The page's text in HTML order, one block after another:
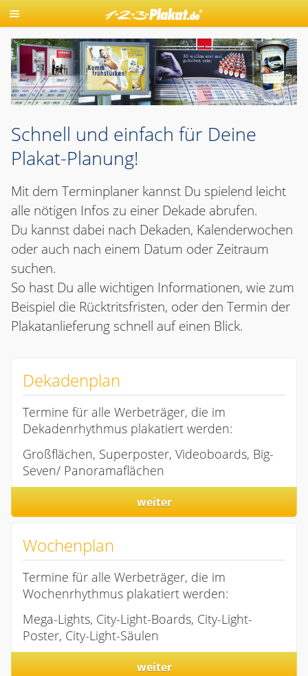
Schnell und einfach für Deine
Plakat-Planung!
Mit dem Terminplaner kannst Du spielend leicht
alle nötigen Infos zu einer Dekade abrufen.
Du kannst dabei nach Dekaden, Kalenderwochen
oder auch nach einem Datum oder Zeitraum
suchen.
So hast Du alle wichtigen Informationen, wie zum
Beispiel die Rücktritsfristen, oder den Termin der
Plakatanlieferung schnell auf einen Blick.
Dekadenplan
Termine für alle Werbeträger, die im
Dekadenrhythmus plakatiert werden:
Großflächen, Superposter, Videoboards, Big-
Seven/ Panoramaflächen
weiter
Wochenplan
Termine für alle Werbeträger, die im
Wochenrhythmus plakatiert werden:
Mega-Lights, City-Light-Boards, City-Light-
Poster, City-Light-Säulen
weiter